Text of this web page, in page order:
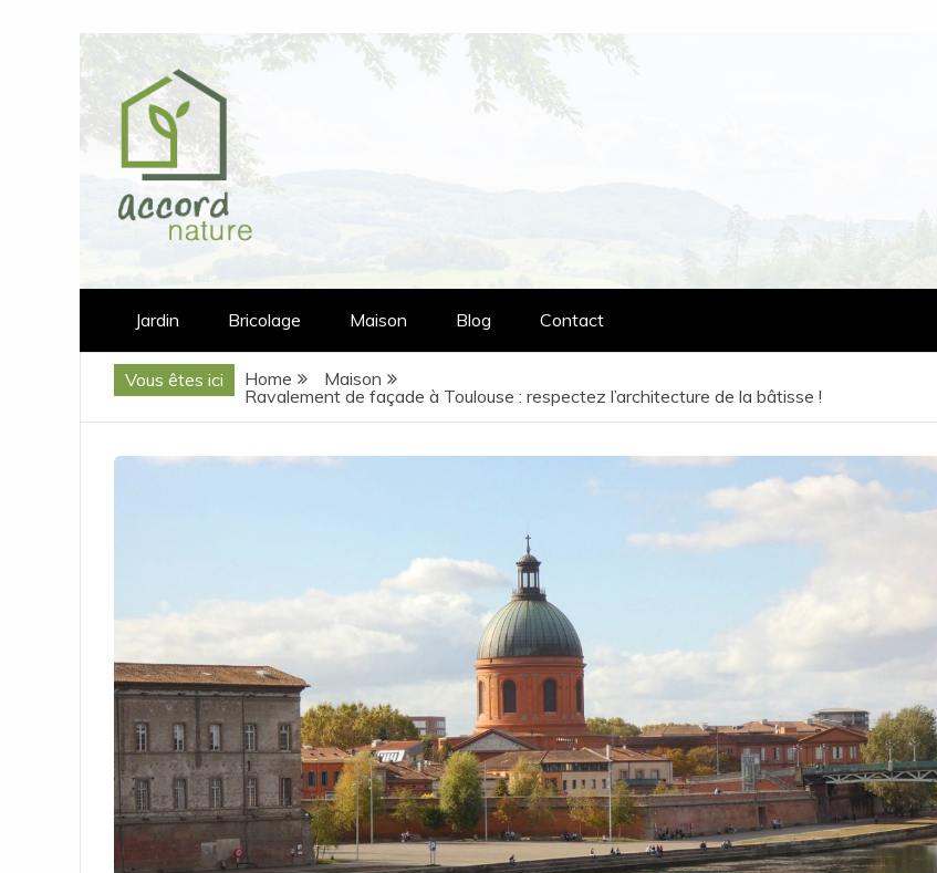
Skip
to
content
accord-nature.com
Jardin Bricolage Maison Blog Contact
Vous êtes ici Home
Maison
Ravalement de façade à Toulouse : respectez l’architecture de la bâtisse !